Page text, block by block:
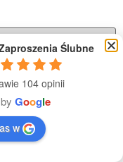
Ślubne
104 opinii
Google
w